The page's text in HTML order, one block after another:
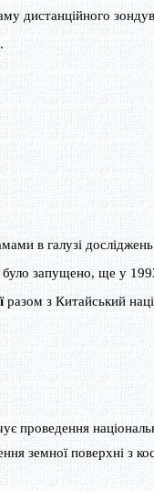
дистанційного
в галузі
запущено, ще у
разом з Китайський
проведення
земної поверхні з